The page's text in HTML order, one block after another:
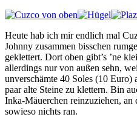
Heute hab ich mir endlich mal
Johnny zusammen bisschen
geklettert. Dort oben gibt’s ’ne
allerdings nur von außen sehn,
unverschämte 40 Soles (10
paar alte Steine zu klettern. Bin
Inka-Mäuerchen reinzuziehen,
sowieso nichts ran.